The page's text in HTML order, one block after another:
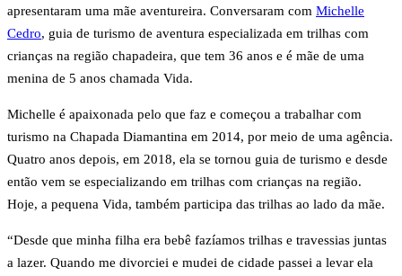
apresentaram uma mãe aventureira. Conversaram com Michelle
Cedro, guia de turismo de aventura especializada em trilhas com
crianças na região chapadeira, que tem 36 anos e é mãe de uma
menina de 5 anos chamada Vida.
Michelle é apaixonada pelo que faz e começou a trabalhar com
turismo na Chapada Diamantina em 2014, por meio de uma agência.
Quatro anos depois, em 2018, ela se tornou guia de turismo e desde
então vem se especializando em trilhas com crianças na região.
Hoje, a pequena Vida, também participa das trilhas ao lado da mãe.
“Desde que minha filha era bebê fazíamos trilhas e travessias juntas
a lazer. Quando me divorciei e mudei de cidade passei a levar ela